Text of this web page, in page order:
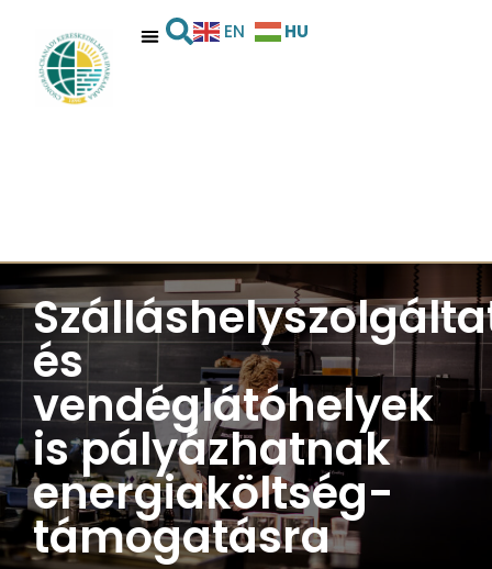
EN HU
és
vendéglátóhelyek
is pályázhatnak
energiaköltség-
támogatásra